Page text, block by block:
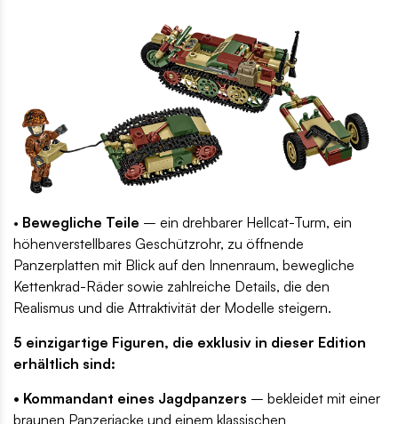
• Bewegliche Teile – ein drehbarer Hellcat-Turm, ein
höhenverstellbares Geschützrohr, zu öffnende
Panzerplatten mit Blick auf den Innenraum, bewegliche
Kettenkrad-Räder sowie zahlreiche Details, die den
Realismus und die Attraktivität der Modelle steigern.
5 einzigartige Figuren, die exklusiv in dieser Edition
erhältlich sind:
• Kommandant eines Jagdpanzers – bekleidet mit einer
braunen Panzerjacke und einem klassischen